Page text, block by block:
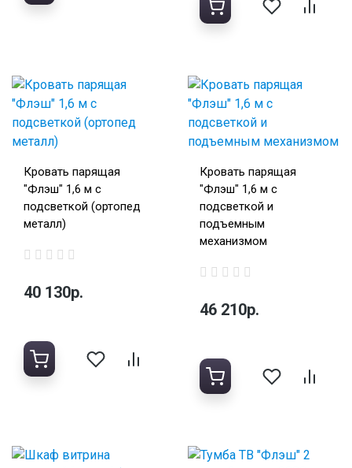
Кровать парящая
"Флэш" 1,6 м с
подсветкой (ортопед
металл)
40 130р.
Кровать парящая
"Флэш" 1,6 м с
подсветкой и
подъемным
механизмом
46 210р.